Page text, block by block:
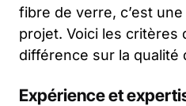
fibre de verre, c’est
projet. Voici les critères
différence sur la qualité
Expérience et